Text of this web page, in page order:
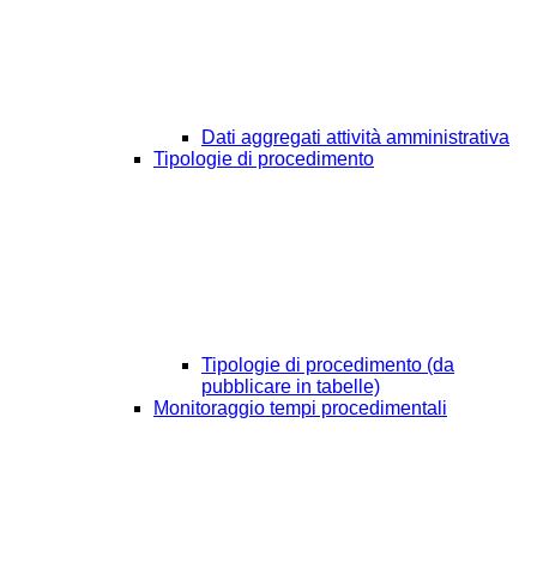
Dati aggregati attività amministrativa
Tipologie di procedimento
Tipologie di procedimento (da
pubblicare in tabelle)
Monitoraggio tempi procedimentali